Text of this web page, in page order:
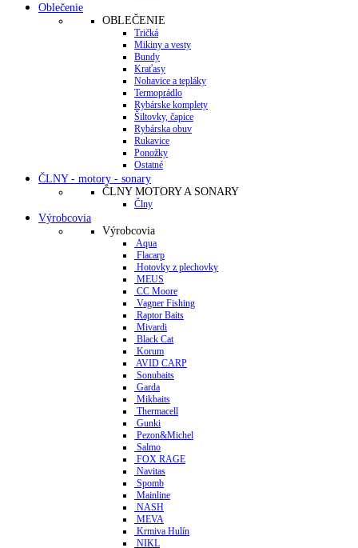
Oblečenie
OBLEČENIE
Tričká
Mikiny a vesty
Bundy
Kraťasy
Nohavice a tepláky
Termoprádlo
Rybárske komplety
Šiltovky, čapice
Rybárska obuv
Rukavice
Ponožky
Ostatné
ČLNY - motory - sonary
ČLNY MOTORY A SONARY
Člny
Výrobcovia
Výrobcovia
Aqua
Flacarp
Hotovky z plechovky
MEUS
CC Moore
Vagner Fishing
Raptor Baits
Mivardi
Black Cat
Korum
AVID CARP
Sonubaits
Garda
Mikbaits
Thermacell
Gunki
Pezon&Michel
Salmo
FOX RAGE
Navitas
Spomb
Mainline
NASH
MEVA
Krmiva Hulín
NIKL